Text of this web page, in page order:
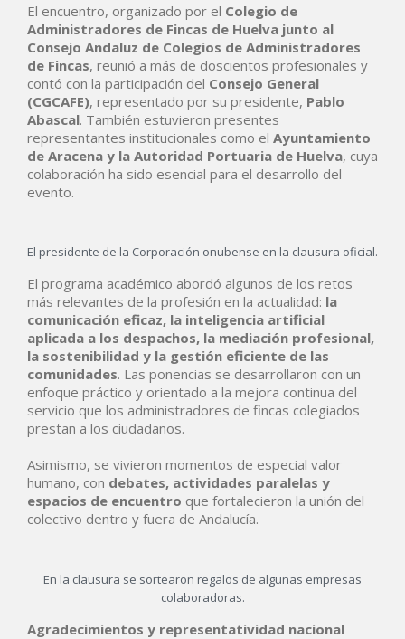
El encuentro, organizado por el Colegio de
Administradores de Fincas de Huelva junto al
Consejo Andaluz de Colegios de Administradores
de Fincas, reunió a más de doscientos profesionales y
contó con la participación del Consejo General
(CGCAFE), representado por su presidente, Pablo
Abascal. También estuvieron presentes
representantes institucionales como el Ayuntamiento
de Aracena y la Autoridad Portuaria de Huelva, cuya
colaboración ha sido esencial para el desarrollo del
evento.
El presidente de la Corporación onubense en la clausura oficial.
El programa académico abordó algunos de los retos
más relevantes de la profesión en la actualidad: la
comunicación eficaz, la inteligencia artificial
aplicada a los despachos, la mediación profesional,
la sostenibilidad y la gestión eficiente de las
comunidades. Las ponencias se desarrollaron con un
enfoque práctico y orientado a la mejora continua del
servicio que los administradores de fincas colegiados
prestan a los ciudadanos.
Asimismo, se vivieron momentos de especial valor
humano, con debates, actividades paralelas y
espacios de encuentro que fortalecieron la unión del
colectivo dentro y fuera de Andalucía.
En la clausura se sortearon regalos de algunas empresas
colaboradoras.
Agradecimientos y representatividad nacional